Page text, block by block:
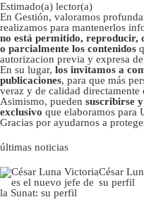
Estimado(a) lector(a)
En Gestión, valoramos
realizamos para mantenerlos
no está permitido,
o parcialmente los contenidos
autorizacion previa y expresa
En su lugar, los invitamos a
publicaciones, para que más
veraz y de calidad directamente
Asimismo, pueden suscribirse
exclusivo que elaboramos para
Gracias por ayudarnos a
últimas noticias
César
su perfil